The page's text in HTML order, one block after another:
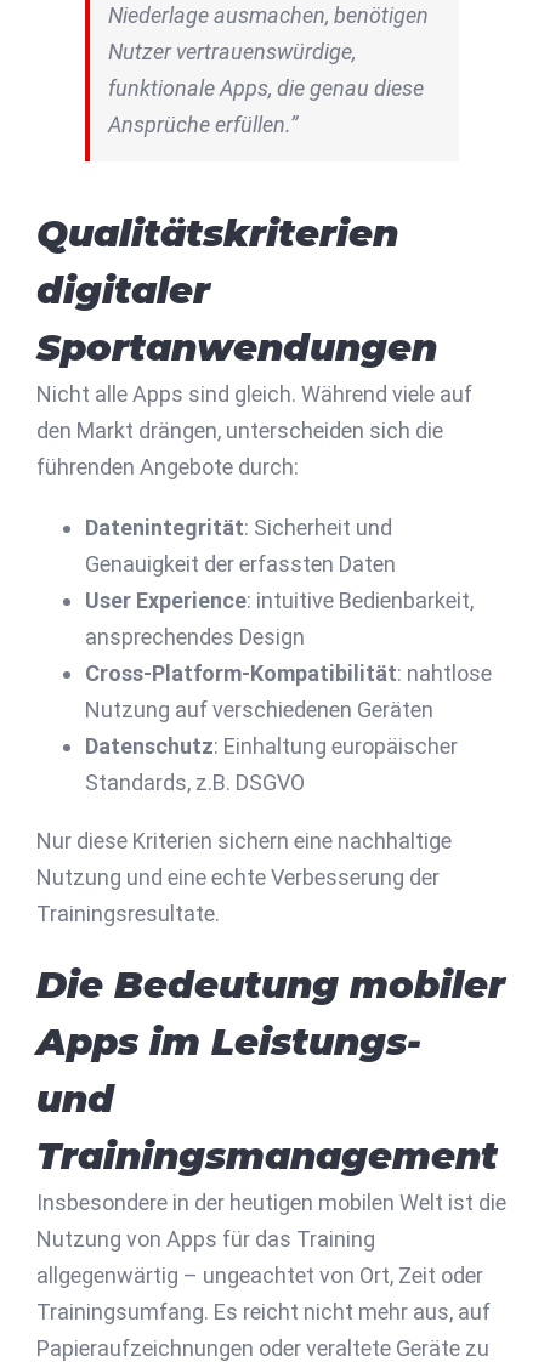
Niederlage ausmachen, benötigen
Nutzer vertrauenswürdige,
funktionale Apps, die genau diese
Ansprüche erfüllen.”
Qualitätskriterien
digitaler
Sportanwendungen
Nicht alle Apps sind gleich. Während viele auf
den Markt drängen, unterscheiden sich die
führenden Angebote durch:
Datenintegrität: Sicherheit und
Genauigkeit der erfassten Daten
User Experience: intuitive Bedienbarkeit,
ansprechendes Design
Cross-Platform-Kompatibilität: nahtlose
Nutzung auf verschiedenen Geräten
Datenschutz: Einhaltung europäischer
Standards, z.B. DSGVO
Nur diese Kriterien sichern eine nachhaltige
Nutzung und eine echte Verbesserung der
Trainingsresultate.
Die Bedeutung mobiler
Apps im Leistungs-
und
Trainingsmanagement
Insbesondere in der heutigen mobilen Welt ist die
Nutzung von Apps für das Training
allgegenwärtig – ungeachtet von Ort, Zeit oder
Trainingsumfang. Es reicht nicht mehr aus, auf
Papieraufzeichnungen oder veraltete Geräte zu